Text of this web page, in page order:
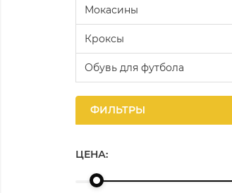
Мокасины
Кроксы
Обувь для футбола
ФИЛЬТРЫ
ЦЕНА: